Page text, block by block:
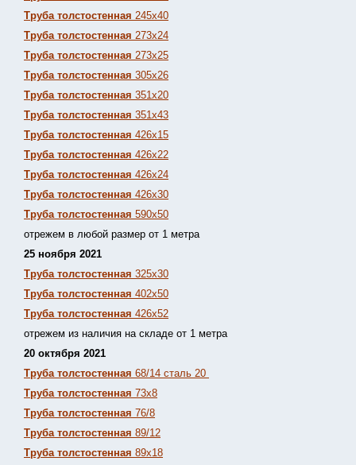
Труба толстостенная 245х40
Труба толстостенная 273х24
Труба толстостенная 273х25
Труба толстостенная 305х26
Труба толстостенная 351х20
Труба толстостенная 351х43
Труба толстостенная 426х15
Труба толстостенная 426х22
Труба толстостенная 426х24
Труба толстостенная 426х30
Труба толстостенная 590х50
отрежем в любой размер от 1 метра
25 ноября 2021
Труба толстостенная 325х30
Труба толстостенная 402х50
Труба толстостенная 426х52
отрежем из наличия на складе от 1 метра
20 октября 2021
Труба толстостенная 68/14 сталь 20
Труба толстостенная 73х8
Труба толстостенная 76/8
Труба толстостенная 89/12
Труба толстостенная 89х18